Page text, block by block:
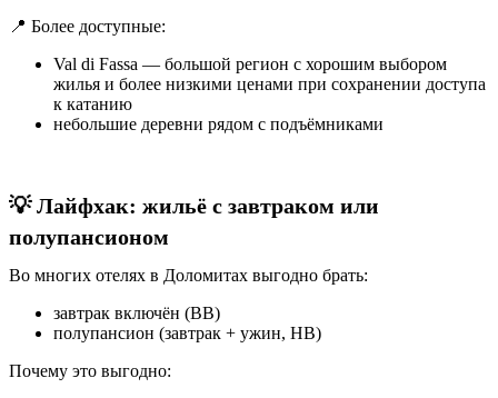
📍 Более доступные:
Val di Fassa — большой регион с хорошим выбором
жилья и более низкими ценами при сохранении доступа
к катанию
небольшие деревни рядом с подъёмниками
💡 Лайфхак: жильё с завтраком или
полупансионом
Во многих отелях в Доломитах выгодно брать:
завтрак включён (BB)
полупансион (завтрак + ужин, HB)
Почему это выгодно: